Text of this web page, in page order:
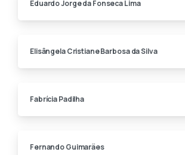
Eduardo Jorge da Fonseca Lima
Elisângela Cristiane Barbosa da Silva
Fabrícia Padilha
Fernando Guimarães